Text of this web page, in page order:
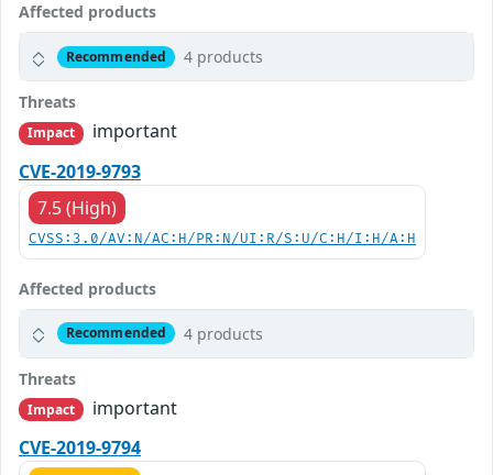
Affected products
Recommended 4 products
Threats
Impact
important
CVE-2019-9793
7.5 (High)
CVSS:3.0/AV:N/AC:H/PR:N/UI:R/S:U/C:H/I:H/A:H
Affected products
Recommended 4 products
Threats
Impact
important
CVE-2019-9794